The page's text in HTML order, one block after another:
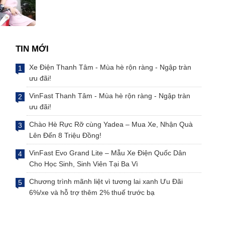
TIN MỚI
Xe Điện Thanh Tâm - Mùa hè rộn ràng - Ngập tràn
ưu đãi!
VinFast Thanh Tâm - Mùa hè rộn ràng - Ngập tràn
ưu đãi!
Chào Hè Rực Rỡ cùng Yadea – Mua Xe, Nhận Quà
Lên Đến 8 Triệu Đồng!
VinFast Evo Grand Lite – Mẫu Xe Điện Quốc Dân
Cho Học Sinh, Sinh Viên Tại Ba Vì
Chương trình mãnh liệt vì tương lai xanh Ưu Đãi
6%/xe và hỗ trợ thêm 2% thuế trước bạ